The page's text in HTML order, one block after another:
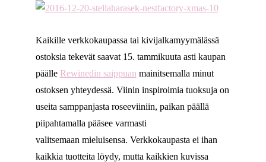
Kaikille verkkokaupassa tai kivijalkamyymälässä
ostoksia tekevät saavat 15. tammikuuta asti kaupan
päälle Rewinedin saippuan mainitsemalla minut
ostoksen yhteydessä. Viinin inspiroimia tuoksuja on
useita samppanjasta roseeviiniin, paikan päällä
piipahtamalla pääsee varmasti
valitsemaan mieluisensa. Verkkokaupasta ei ihan
kaikkia tuotteita löydy, mutta kaikkien kuvissa